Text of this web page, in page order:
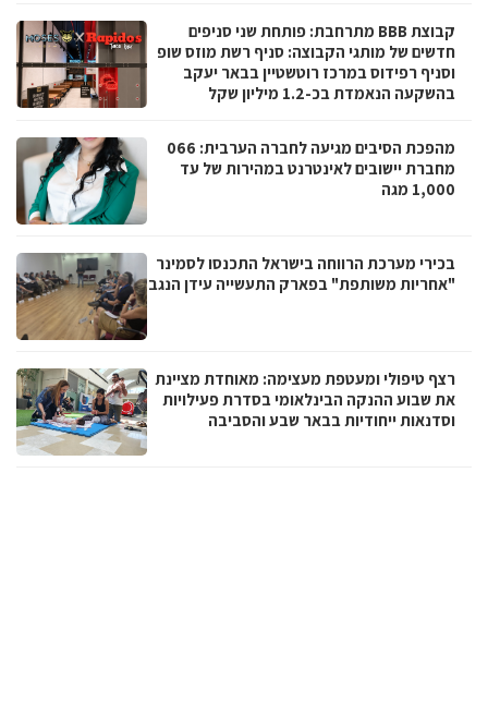
קבוצת BBB מתרחבת: פותחת שני סניפים
חדשים של מותגי הקבוצה: סניף רשת מוזס שופ
וסניף רפידוס במרכז רוטשטיין בבאר יעקב
בהשקעה הנאמדת בכ-1.2 מיליון שקל
מהפכת הסיבים מגיעה לחברה הערבית: 066
מחברת יישובים לאינטרנט במהירות של עד
1,000 מגה
בכירי מערכת הרווחה בישראל התכנסו לסמינר
"אחריות משותפת" בפארק התעשייה עידן הנגב
רצף טיפולי ומעטפת מעצימה: מאוחדת מציינת
את שבוע ההנקה הבינלאומי בסדרת פעילויות
וסדנאות ייחודיות בבאר שבע והסביבה